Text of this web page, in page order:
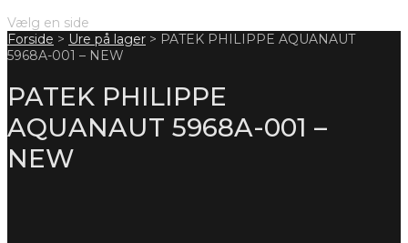
Vælg en side
Forside > Ure på lager > PATEK PHILIPPE AQUANAUT
5968A-001 – NEW
PATEK PHILIPPE
AQUANAUT 5968A-001 –
NEW